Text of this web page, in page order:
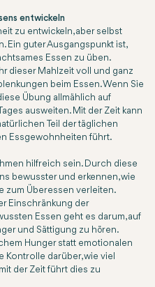
entwickeln
zu entwickeln, aber selbst
Ein guter Ausgangspunkt ist,
Essen zu üben.
dieser Mahlzeit voll und ganz
beim Essen. Wenn Sie
Übung allmählich auf
ausweiten. Mit der Zeit kann
Teil der täglichen
Essgewohnheiten führt.
hilfreich sein. Durch diese
bewusster und erkennen, wie
zum Überessen verleiten.
Einschränkung der
Essen geht es darum, auf
und Sättigung zu hören.
Hunger statt emotionalen
darüber, wie viel
der Zeit führt dies zu